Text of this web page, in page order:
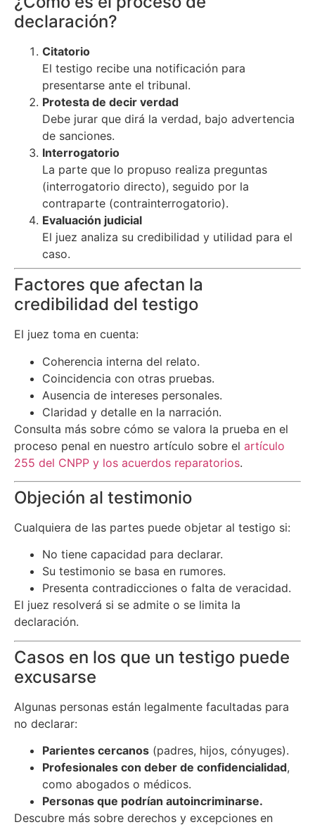
declaración?
Citatorio
El testigo recibe una notificación para
presentarse ante el tribunal.
Protesta de decir verdad
Debe jurar que dirá la verdad, bajo advertencia
de sanciones.
Interrogatorio
La parte que lo propuso realiza preguntas
(interrogatorio directo), seguido por la
contraparte (contrainterrogatorio).
Evaluación judicial
El juez analiza su credibilidad y utilidad para el
caso.
Factores que afectan la
credibilidad del testigo
El juez toma en cuenta:
Coherencia interna del relato.
Coincidencia con otras pruebas.
Ausencia de intereses personales.
Claridad y detalle en la narración.
Consulta más sobre cómo se valora la prueba en el
proceso penal en nuestro artículo sobre el artículo
255 del CNPP y los acuerdos reparatorios.
Objeción al testimonio
Cualquiera de las partes puede objetar al testigo si:
No tiene capacidad para declarar.
Su testimonio se basa en rumores.
Presenta contradicciones o falta de veracidad.
El juez resolverá si se admite o se limita la
declaración.
Casos en los que un testigo puede
excusarse
Algunas personas están legalmente facultadas para
no declarar:
Parientes cercanos (padres, hijos, cónyuges).
Profesionales con deber de confidencialidad,
como abogados o médicos.
Personas que podrían autoincriminarse.
Descubre más sobre derechos y excepciones en